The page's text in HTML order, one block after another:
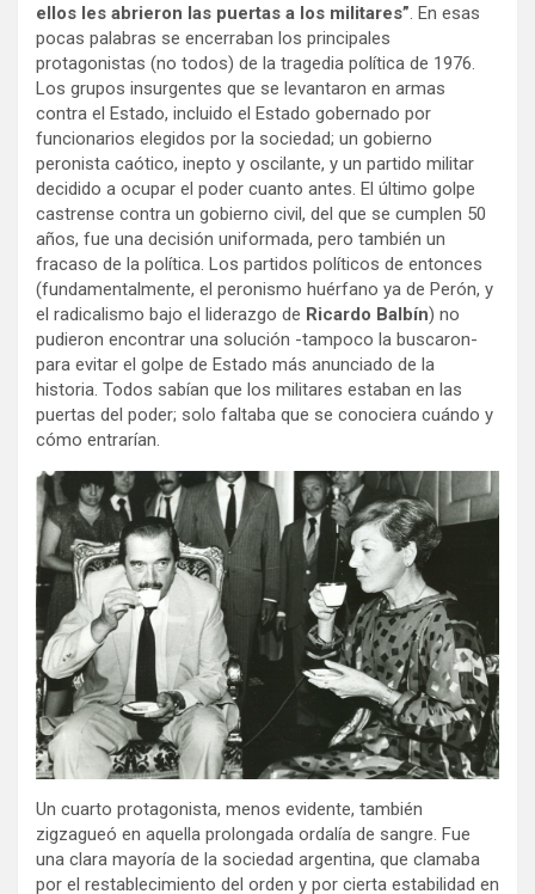
ellos les abrieron las puertas a los militares” . En esas
pocas palabras se encerraban los principales
protagonistas (no todos) de la tragedia política de 1976.
Los grupos insurgentes que se levantaron en armas
contra el Estado, incluido el Estado gobernado por
funcionarios elegidos por la sociedad; un gobierno
peronista caótico, inepto y oscilante, y un partido militar
decidido a ocupar el poder cuanto antes. El último golpe
castrense contra un gobierno civil, del que se cumplen 50
años, fue una decisión uniformada, pero también un
fracaso de la política. Los partidos políticos de entonces
(fundamentalmente, el peronismo huérfano ya de Perón, y
el radicalismo bajo el liderazgo de Ricardo Balbín) no
pudieron encontrar una solución -tampoco la buscaron-
para evitar el golpe de Estado más anunciado de la
historia. Todos sabían que los militares estaban en las
puertas del poder; solo faltaba que se conociera cuándo y
cómo entrarían.
Un cuarto protagonista, menos evidente, también
zigzagueó en aquella prolongada ordalía de sangre. Fue
una clara mayoría de la sociedad argentina, que clamaba
por el restablecimiento del orden y por cierta estabilidad en